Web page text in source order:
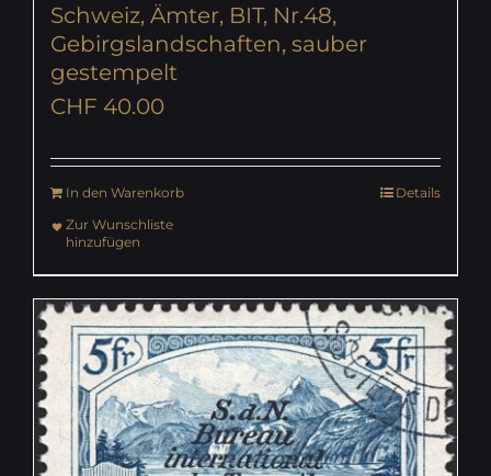
Schweiz, Ämter, BIT, Nr.48,
Gebirgslandschaften, sauber
gestempelt
CHF 40.00
In den Warenkorb
Details
Zur Wunschliste
hinzufügen